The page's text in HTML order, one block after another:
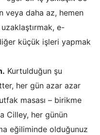
veya daha az, hemen
uzaklaştırmak, e-
küçük işleri yapmak
Kurtulduğun şu
her gün azar azar
masası – birikme
Cilley, her günün
eğiliminde olduğunuz